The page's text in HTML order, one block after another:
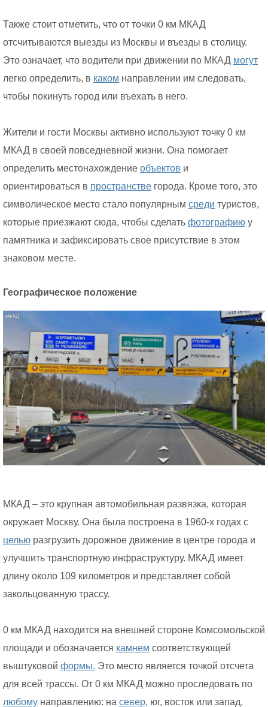
Также стоит отметить, что от точки 0 км МКАД
отсчитываются выезды из Москвы и въезды в столицу.
Это означает, что водители при движении по МКАД могут
легко определить, в каком направлении им следовать,
чтобы покинуть город или въехать в него.
Жители и гости Москвы активно используют точку 0 км
МКАД в своей повседневной жизни. Она помогает
определить местонахождение объектов и
ориентироваться в пространстве города. Кроме того, это
символическое место стало популярным среди туристов,
которые приезжают сюда, чтобы сделать фотографию у
памятника и зафиксировать свое присутствие в этом
знаковом месте.
Географическое положение
МКАД – это крупная автомобильная развязка, которая
окружает Москву. Она была построена в 1960-х годах с
целью разгрузить дорожное движение в центре города и
улучшить транспортную инфраструктуру. МКАД имеет
длину около 109 километров и представляет собой
закольцованную трассу.
0 км МКАД находится на внешней стороне Комсомольской
площади и обозначается камнем соответствующей
выштуковой формы. Это место является точкой отсчета
для всей трассы. От 0 км МКАД можно проследовать по
любому направлению: на север, юг, восток или запад.